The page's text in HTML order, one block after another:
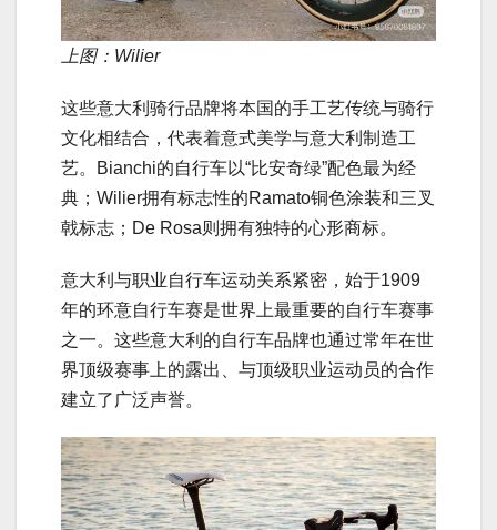
上图：Wilier
这些意大利骑行品牌将本国的手工艺传统与骑行
文化相结合，代表着意式美学与意大利制造工
艺。Bianchi的自行车以“比安奇绿”配色最为经
典；Wilier拥有标志性的Ramato铜色涂装和三叉
戟标志；De Rosa则拥有独特的心形商标。
意大利与职业自行车运动关系紧密，始于1909
年的环意自行车赛是世界上最重要的自行车赛事
之一。这些意大利的自行车品牌也通过常年在世
界顶级赛事上的露出、与顶级职业运动员的合作
建立了广泛声誉。